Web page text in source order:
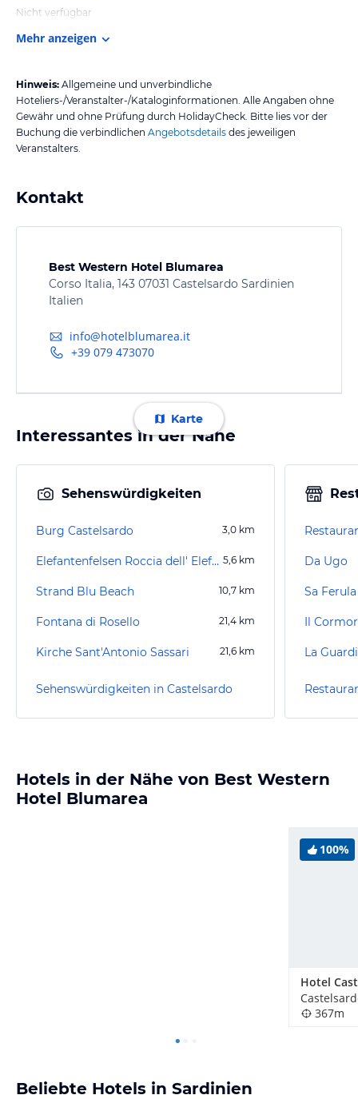
Nicht verfügbar
Mehr anzeigen
Hinweis: Allgemeine und unverbindliche
Hoteliers-/Veranstalter-/Kataloginformationen. Alle Angaben ohne
Gewähr und ohne Prüfung durch HolidayCheck. Bitte lies vor der
Buchung die verbindlichen Angebotsdetails des jeweiligen
Veranstalters.
Kontakt
Best Western Hotel Blumarea
Corso Italia, 143 07031 Castelsardo Sardinien
Italien
info@hotelblumarea.it
+39 079 473070
Karte
Interessantes in der Nähe
Sehenswürdigkeiten
Burg Castelsardo 3,0 km
Elefantenfelsen Roccia dell' Elefante 5,6 km
Strand Blu Beach 10,7 km
Fontana di Rosello 21,4 km
Kirche Sant'Antonio Sassari 21,6 km
Sehenswürdigkeiten in Castelsardo
Da Ugo
Sa Ferula
Il
La
Hotels in der Nähe von Best Western
Hotel Blumarea
100%
367m
Beliebte Hotels in Sardinien